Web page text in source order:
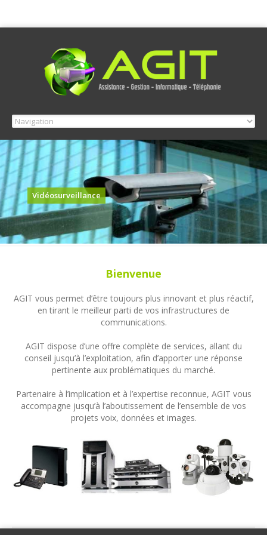
Vidéosurveillance
Bienvenue
AGIT vous permet d’être toujours plus innovant et plus réactif,
en tirant le meilleur parti de vos infrastructures de
communications.
AGIT dispose d’une offre complète de services, allant du
conseil jusqu’à l’exploitation, afin d’apporter une réponse
pertinente aux problématiques du marché.
Partenaire à l’implication et à l’expertise reconnue, AGIT vous
accompagne jusqu’à l’aboutissement de l’ensemble de vos
projets voix, données et images.